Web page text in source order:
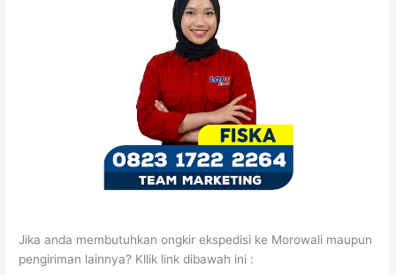
Jika anda membutuhkan ongkir ekspedisi ke Morowali maupun
pengiriman lainnya? Kllik link dibawah ini :